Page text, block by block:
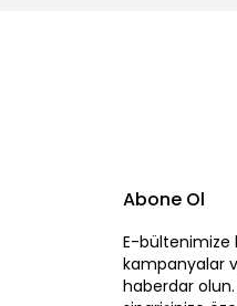
Abone Ol
E-bültenimize
kampanyalar
haberdar